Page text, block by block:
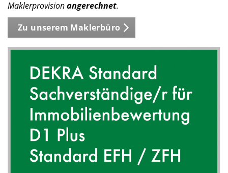
Maklerprovisionangerechnet.
Zu unserem Maklerbüro